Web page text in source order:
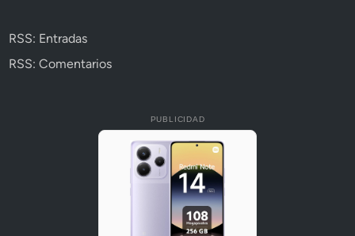
RSS: Entradas
RSS: Comentarios
PUBLICIDAD